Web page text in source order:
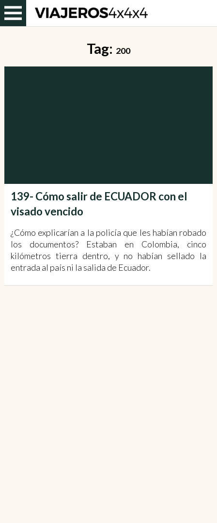
Tag: 200
139- Cómo salir de ECUADOR con el
visado vencido
¿Cómo explicarían a la policía que les habían robado
los documentos? Estaban en Colombia, cinco
kilómetros tierra dentro, y no habían sellado la
entrada al país ni la salida de Ecuador.